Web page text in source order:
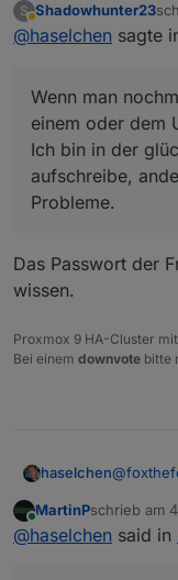
Kam
2023-
2023-
2023-
Edit:
Wenn
einem
Ich bin in
S
Abwesend
Shadowhunter23
@haselchen sagte
Wenn man
einem oder dem
Ich bin in der
aufschreibe,
Probleme.
Das Passwort der
wissen.
Proxmox 9 HA-Cluster
Bei einem downvote bitte
haselchen@
Kam
Online
MartinPschrieb am
zuletzt
@haselchen said in